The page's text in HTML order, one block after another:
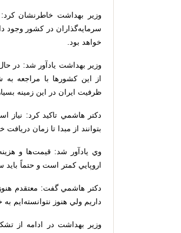
وزير بهداشت خاطرنشان
سرمايه‌گذاران در کشور وجود
خواهد بود.
وزير بهداشت يادآور شد: در
از اين كشورها با مراجعه
ظرفيت ايران در اين زمينه
دكتر هاشمي تاكيد كرد: نياز
بتوانند از مبدا تا زمان
وي يادآور شد: قيمت‌ها و
اروپايي كمتر است و حتماً
دكتر هاشمي گفت: معتقدم
داريم ولي هنوز نتوانسته‌ايم به
وزير بهداشت در ادامه از